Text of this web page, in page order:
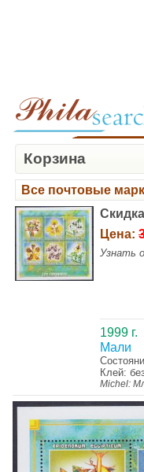
Корзина
Все почтовые
Цена:
Узнать
1999 г.
Мали
Клей:
Michel: